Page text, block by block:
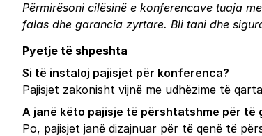
Përmirësoni cilësinë e konferencave tuaja
falas dhe garancia zyrtare. Bli tani dhe
Pyetje të shpeshta
Si të instaloj pajisjet për konferenca?
Pajisjet zakonisht vijnë me udhëzime të
A janë këto pajisje të përshtatshme për të
Po, pajisjet janë dizajnuar për të qenë të